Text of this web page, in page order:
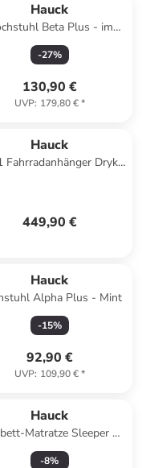
Hauck
Beta Plus - im
Sparset in gray,white
-27%
130,90 €
UVP: 179,80 €*
Hauck
Fahrradanhänger Dryk
449,90 €
Hauck
Alpha Plus - Mint
-15%
92,90 €
UVP: 109,90 €*
Hauck
Matratze Sleeper 60
x 120 cm in blau
-8%